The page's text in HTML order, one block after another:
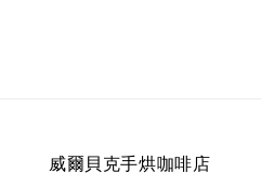
威爾貝克手烘咖啡店